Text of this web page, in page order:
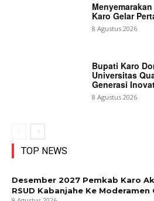
Karo Gelar
8 Agustus 2026
Bupati Karo
Universitas
Generasi
8 Agustus 2026
TOP NEWS
Desember 2027 Pemkab Karo
RSUD Kabanjahe Ke Moderamen